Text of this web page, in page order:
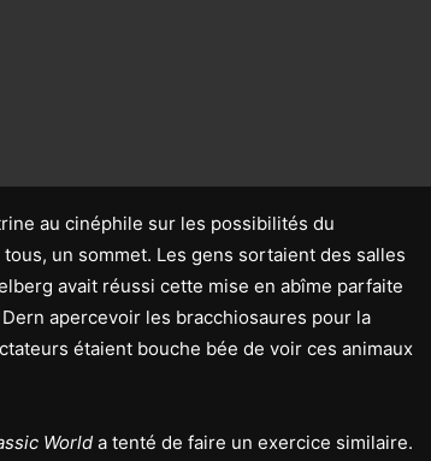
au cinéphile sur les possibilités du
un sommet. Les gens sortaient des salles
avait réussi cette mise en abîme parfaite
apercevoir les bracchiosaures pour la
étaient bouche bée de voir ces animaux
World a tenté de faire un exercice similaire.